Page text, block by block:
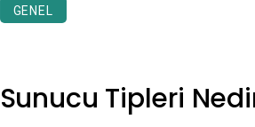
GENEL
Sunucu Tipleri